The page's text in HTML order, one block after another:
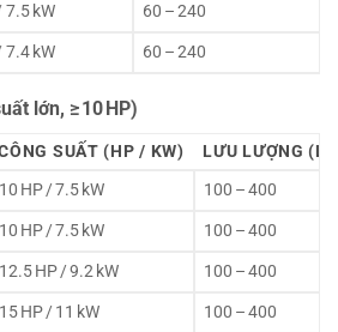
7.5 kW 60 – 240
7.4 kW 60 – 240
lớn, ≥ 10 HP)
SUẤT (HP / KW)
LƯU LƯỢNG (L/
10 HP / 7.5 kW
100 – 400
10 HP / 7.5 kW
100 – 400
12.5 HP / 9.2 kW
100 – 400
15 HP / 11 kW
100 – 400